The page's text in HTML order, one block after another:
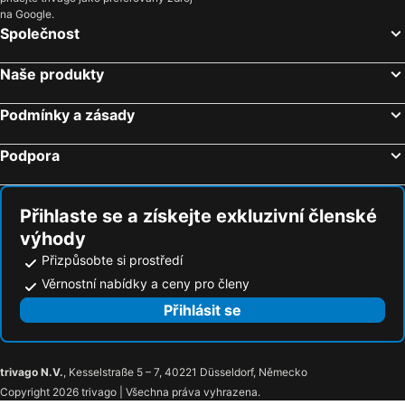
Brno, Jihomoravský kraj Hotely
Olomouc, Olomoucký kraj Hotely
Plzeň, Plzeňský kraj Hotely
Český Krumlov, Jihočeský kraj Hotely
na Google.
Společnost
Naše produkty
Podmínky a zásady
Podpora
Přihlaste se a získejte exkluzivní členské
výhody
Přizpůsobte si prostředí
Věrnostní nabídky a ceny pro členy
Přihlásit se
trivago N.V., Kesselstraße 5 – 7, 40221 Düsseldorf, Německo
Copyright 2026 trivago | Všechna práva vyhrazena.